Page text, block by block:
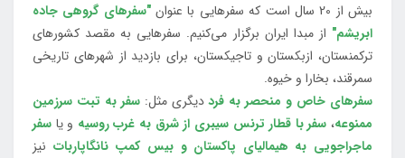
بیش از 20 سال است که سفرهایی با عنوان
"سفرهای گروهی جاده
ابریشم" از مبدا ایران برگزار می‌کنیم. سفرهایی به مقصد کشورهای
ترکمنستان، ازبکستان و تاجیکستان، برای بازدید از شهرهای تاریخی
سمرقند، بخارا و خیوه.
سفرهای خاص و منحصر به فرددیگری مثل:سفر به تبت سرزمین
ممنوعه، سفر با قطار ترنس سیبری از شرق به غرب روسیه و یا سفر
ماجراجویی به هیمالیای پاکستان و بیس کمپ نانگاپاربات نیز